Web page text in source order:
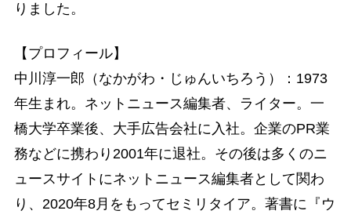
りました。
【プロフィール】
中川淳一郎（なかがわ・じゅんいちろう）：1973
年生まれ。ネットニュース編集者、ライター。一
橋大学卒業後、大手広告会社に入社。企業のPR業
務などに携わり2001年に退社。その後は多くのニ
ュースサイトにネットニュース編集者として関わ
り、2020年8月をもってセミリタイア。著書に『ウ